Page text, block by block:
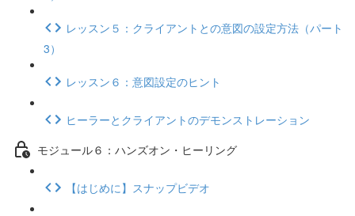
レッスン５：クライアントとの意図の設定方法（パート
3）
レッスン６：意図設定のヒント
ヒーラーとクライアントのデモンストレーション
モジュール６：ハンズオン・ヒーリング
【はじめに】スナップビデオ